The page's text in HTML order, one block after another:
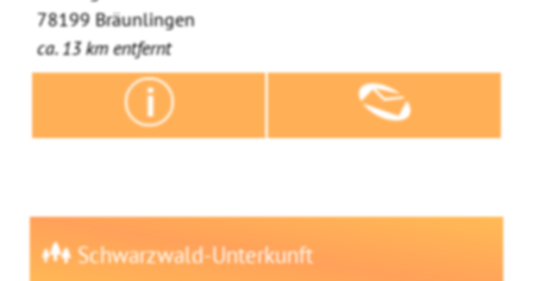
78199 Bräunlingen
ca. 13 km entfernt
Schwarzwald-Unterkunft